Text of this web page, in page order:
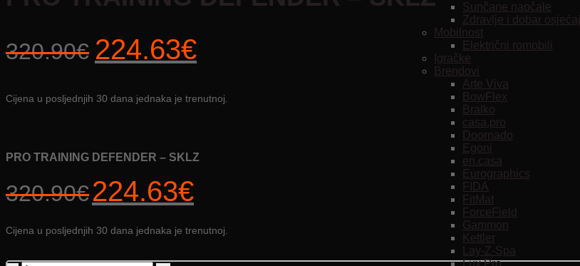
Sunčane naočale
Zdravlje i dobar osjećaj
Mobilnost
Električni romobili
Igračke
Brendovi
Arte Viva
BowFlex
Bralko
casa.pro
Doornado
Egoni
en.casa
Eurographics
FIDA
FitMat
ForceField
Gammon
Kettler
Lay-Z-Spa
320.90€ Izvorna
cijena
bila
224.63€Trenutna
cijena
je:
Cijena u posljednjih 30 dana jednaka je trenutnoj.
PRO TRAINING DEFENDER – SKLZ
320.90€ Izvorna
cijena
bila
320.90€.
224.63€cijena
je:
Cijena u posljednjih 30 dana jednaka je trenutnoj.